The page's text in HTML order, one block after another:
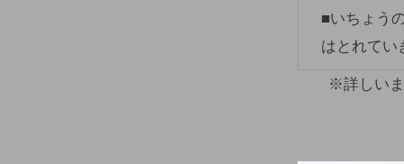
■いちょう
はとれてい
※詳しいま